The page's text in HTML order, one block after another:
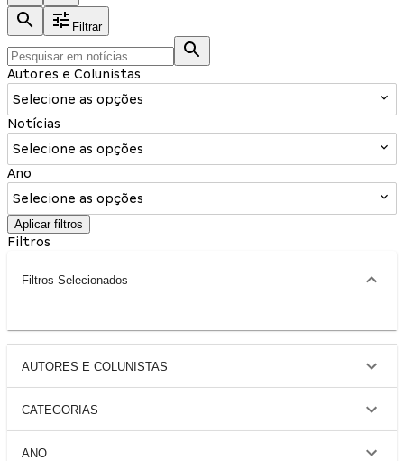
Filtrar
Autores e Colunistas
Selecione as opções
Notícias
Selecione as opções
Ano
Selecione as opções
Aplicar filtros
Filtros
Filtros Selecionados
AUTORES E COLUNISTAS
CATEGORIAS
ANO